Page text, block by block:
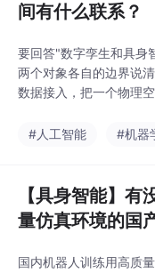
间有什么联系？
要回答"数字孪生和具身
两个对象各自的边界说
数据接入，把一个物理
指的是让机器人本体（
#人工智能 #机器
【具身智能】
量仿真环境的国
国内机器人训练用高质